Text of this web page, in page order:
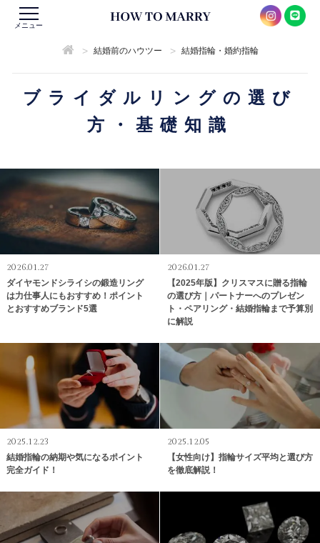
メニュー
> 結婚前のハウツー > 結婚指輪・婚約指輪
ブライダルリングの選び
方・基礎知識
2026.01.27
ダイヤモンドシライシの鍛造リング
は力仕事人にもおすすめ！ポイント
とおすすめブランド5選
2026.01.27
【2025年版】クリスマスに贈る指輪
の選び方｜パートナーへのプレゼン
ト・ペアリング・結婚指輪まで予算別
に解説
2025.12.23
結婚指輪の納期や気になるポイント
完全ガイド！
2025.12.05
【女性向け】指輪サイズ平均と選び方
を徹底解説！